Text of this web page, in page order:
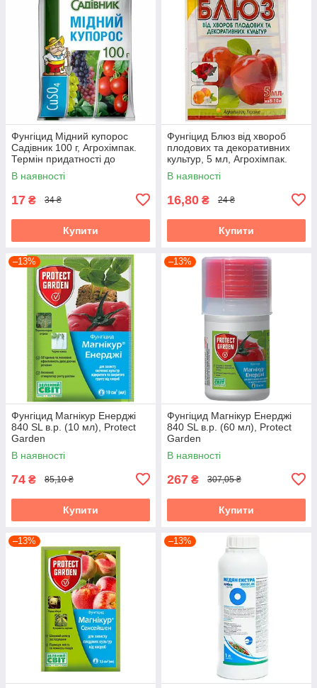
Фунгіцид Мідний купорос
Садівник 100 г, Агрохімпак.
Термін придатності до
25.11.2026
В наявності
17 ₴ 34 ₴
Купити
Фунгіцид Блюз від хвороб
плодових та декоративних
культур, 5 мл, Агрохімпак.
Термін придатності до
04.08.2026
В наявності
16,80 ₴ 24 ₴
Купити
–13%
Фунгіцид Магнікур Енерджі
840 SL в.р. (10 мл), Protect
Garden
В наявності
74 ₴ 85,10 ₴
Купити
–13%
Фунгіцид Магнікур Енерджі
840 SL в.р. (60 мл), Protect
Garden
В наявності
267 ₴ 307,05 ₴
Купити
–13% –13%